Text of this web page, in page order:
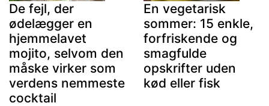
De fejl, der
ødelægger en
hjemmelavet
mojito, selvom den
måske virker som
verdens nemmeste
cocktail
En vegetarisk
sommer: 15 enkle,
forfriskende og
smagfulde
opskrifter uden
kød eller fisk